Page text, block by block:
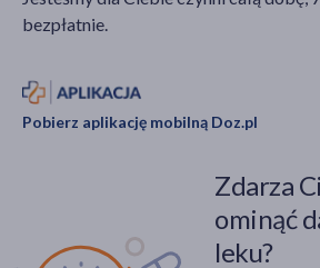
bezpłatnie.
Pobierz aplikację mobilną Doz.pl
Zdarza
ominąć
leku?